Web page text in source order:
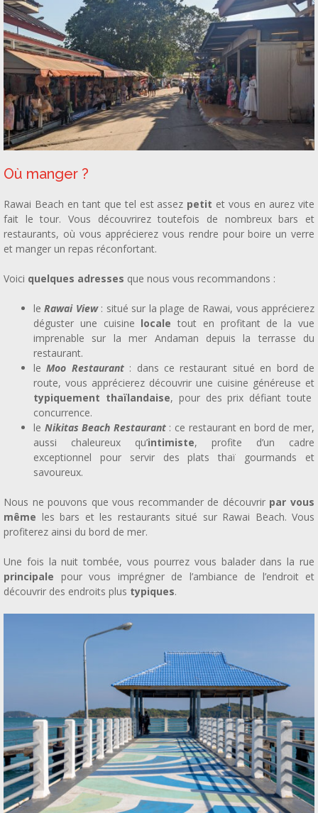
Où manger ?
Rawai Beach en tant que tel est assez petit et vous en aurez vite
fait le tour. Vous découvrirez toutefois de nombreux bars et
restaurants, où vous apprécierez vous rendre pour boire un verre
et manger un repas réconfortant.
Voici quelques adresses que nous vous recommandons :
leRawai View : situé sur la plage de Rawai, vous apprécierez
déguster une cuisine localetout en profitant de la vue
imprenable sur la mer Andaman depuis la terrasse du
restaurant.
leMoo Restaurant: dans ce restaurant situé en bord de
route, vous apprécierez découvrir une cuisine généreuse et
typiquement thaïlandaise, pour des prix défiant toute
concurrence.
le Nikitas Beach Restaurant: ce restaurant en bord de mer,
aussi chaleureux qu’intimiste, profite d’un cadre
exceptionnel pour servir des plats thaï gourmands et
savoureux.
Nous ne pouvons que vous recommander de découvrir par vous
même les bars et les restaurants situé sur Rawai Beach. Vous
profiterez ainsi du bord de mer.
Une fois la nuit tombée, vous pourrez vous balader dans la rue
principale pour vous imprégner de l’ambiance de l’endroit et
découvrir des endroits plus typiques.